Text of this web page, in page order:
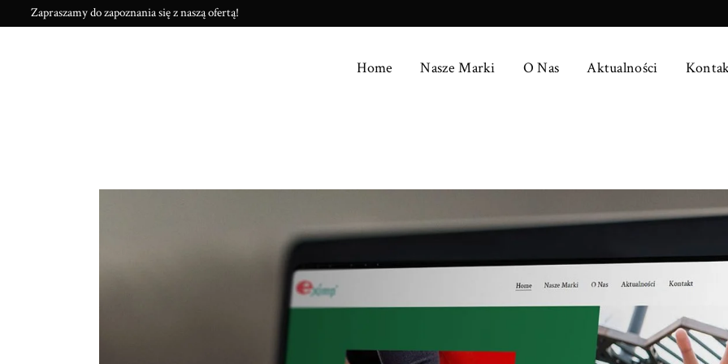
Zapraszamy do zapoznania się z naszą ofertą!
Home Nasze Marki O Nas Aktualności